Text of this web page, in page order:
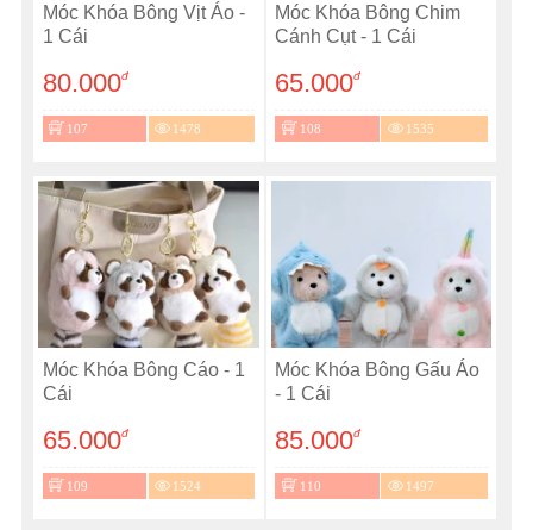
Móc Khóa Bông Vịt Áo -
1 Cái
80.000đ
107 1478
Móc Khóa Bông Chim
Cánh Cụt - 1 Cái
65.000đ
108 1535
Móc Khóa Bông Cáo - 1
Cái
65.000đ
109 1524
Móc Khóa Bông Gấu Áo
- 1 Cái
85.000đ
110 1497